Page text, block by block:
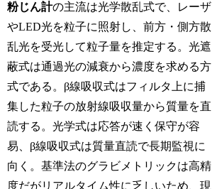
粉じん計の主流は光学散乱式で、レーザ
やLED光を粒子に照射し、前方・側方散
乱光を受光して粒子量を推定する。光遮
蔽式は通過光の減衰から濃度を求める方
式である。β線吸収式はフィルタ上に捕
集した粒子の放射線吸収量から質量を直
読する。光学式は応答が速く保守が容
易、β線吸収式は質量直読で長期監視に
向く。基準法のグラビメトリックは高精
度だがリアルタイム性に乏しいため、現